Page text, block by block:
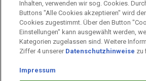
Verkauf und Versand durch:
Verkauf Gutscheine durch:
Sicher einkaufen
Prämien Impressum
Inhalten, verwenden wir sog. Cookies.
Buttons "Alle Cookies akzeptieren" wird
Cookies zugestimmt. Über den Button
Einstellungen" kann ausgewählt werden,
Kategorien zugelassen sind. Weitere
Ziffer 4 unserer Datenschutzhinweise zu
Impressum